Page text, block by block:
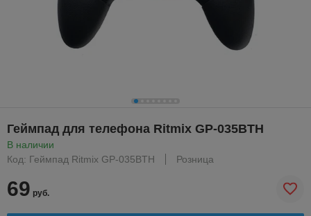
Геймпад для телефона Ritmix GP-035BTH
В наличии
Код: Геймпад Ritmix GP-035BTH
Розница
69 руб.